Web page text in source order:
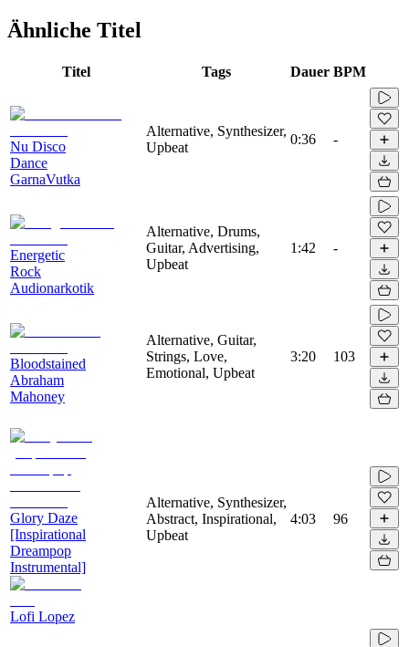
Ähnliche Titel
Titel Tags Dauer BPM
Nu Disco
Dance
GarnaVutka
Alternative, Synthesizer,
Upbeat
0:36 -
Energetic
Rock
Audionarkotik
Alternative, Drums,
Guitar, Advertising,
Upbeat
1:42 -
Bloodstained
Abraham
Mahoney
Alternative, Guitar,
Strings, Love,
Emotional, Upbeat
3:20 103
Glory Daze
[Inspirational
Dreampop
Instrumental]
Lofi Lopez
Alternative, Synthesizer,
Abstract, Inspirational,
Upbeat
4:03 96